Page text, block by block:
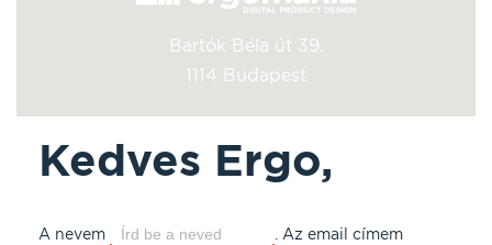
Kedves Ergo,
A nevem Az email címem
Bartók Béla út 39.
1114 Budapest